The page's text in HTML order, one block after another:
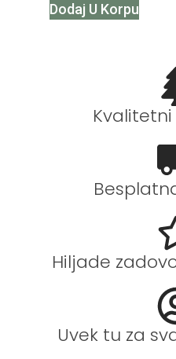
Dodaj U Korpu
Hiljade
Uvek tu za